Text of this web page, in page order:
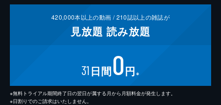
420,000本以上の動画 /210誌以上の雑誌が
見放題 読み放題
31 日間0円 ※
※無料トライアル期間終了日の翌日が属する月から月額料金が発生します。
※日割りでのご請求はいたしません。